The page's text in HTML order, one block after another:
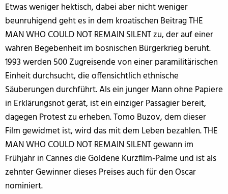
Etwas weniger hektisch, dabei aber nicht weniger
beunruhigend geht es in dem kroatischen Beitrag THE
MAN WHO COULD NOT REMAIN SILENT zu, der auf einer
wahren Begebenheit im bosnischen Bürgerkrieg beruht.
1993 werden 500 Zugreisende von einer paramilitärischen
Einheit durchsucht, die offensichtlich ethnische
Säuberungen durchführt. Als ein junger Mann ohne Papiere
in Erklärungsnot gerät, ist ein einziger Passagier bereit,
dagegen Protest zu erheben. Tomo Buzov, dem dieser
Film gewidmet ist, wird das mit dem Leben bezahlen. THE
MAN WHO COULD NOT REMAIN SILENT gewann im
Frühjahr in Cannes die Goldene Kurzfilm-Palme und ist als
zehnter Gewinner dieses Preises auch für den Oscar
nominiert.